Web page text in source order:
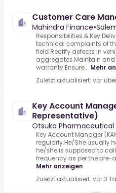
Customer Care
Mahindra Finance•
Responsibilities & Key
technical complaints of
field.Rectify defects in
aggregates.Maintain
warranty.Ensure... Mehr
Zuletzt aktualisiert: vor
Key Account
Representative)
Otsuka Pharmaceutical
Key Account Manager
regularly.He/She usually
he/she is supposed to
frequency as per the pre-
Mehr anzeigen
Zuletzt aktualisiert: vor 3